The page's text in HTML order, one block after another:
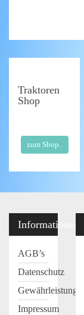
Traktoren
Shop
zum Shop..
Informationen
AGB’s
Datenschutz
Gewährleistung
Impressum